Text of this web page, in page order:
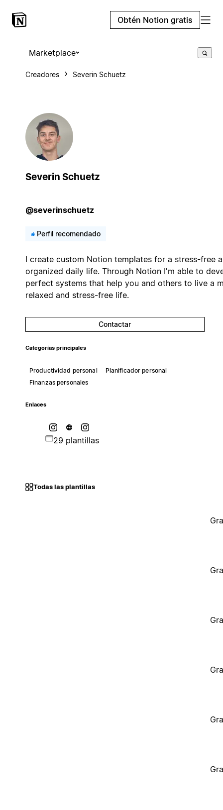
Obtén Notion gratis
Marketplace
Creadores Severin Schuetz
Severin Schuetz
@severinschuetz
Perfil recomendado
I create custom Notion templates for a stress-free
organized daily life. Through Notion I'm able to
perfect systems that help you and others to live a
relaxed and stress-free life.
Contactar
Categorías principales
Productividad personal
Planificador personal
Finanzas personales
Enlaces
29 plantillas
Todas las plantillas